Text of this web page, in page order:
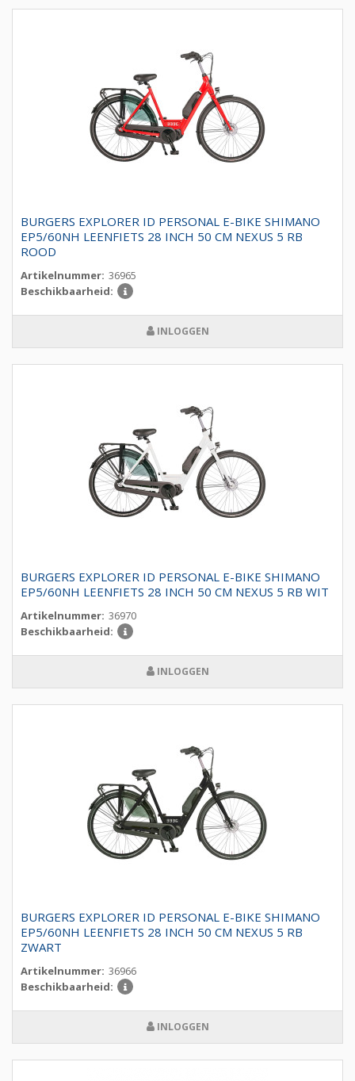
BURGERS EXPLORER ID PERSONAL E-BIKE SHIMANO
EP5/60NH LEENFIETS 28 INCH 50 CM NEXUS 5 RB
ROOD
Artikelnummer: 36965
Beschikbaarheid:
INLOGGEN
BURGERS EXPLORER ID PERSONAL E-BIKE SHIMANO
EP5/60NH LEENFIETS 28 INCH 50 CM NEXUS 5 RB WIT
Artikelnummer: 36970
Beschikbaarheid:
INLOGGEN
BURGERS EXPLORER ID PERSONAL E-BIKE SHIMANO
EP5/60NH LEENFIETS 28 INCH 50 CM NEXUS 5 RB
ZWART
Artikelnummer: 36966
Beschikbaarheid:
INLOGGEN